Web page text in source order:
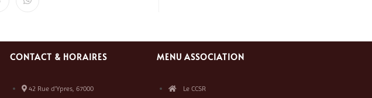
CONTACT & HORAIRES
42 Rue d’Ypres, 67000
MENU ASSOCIATION
Le CCSR